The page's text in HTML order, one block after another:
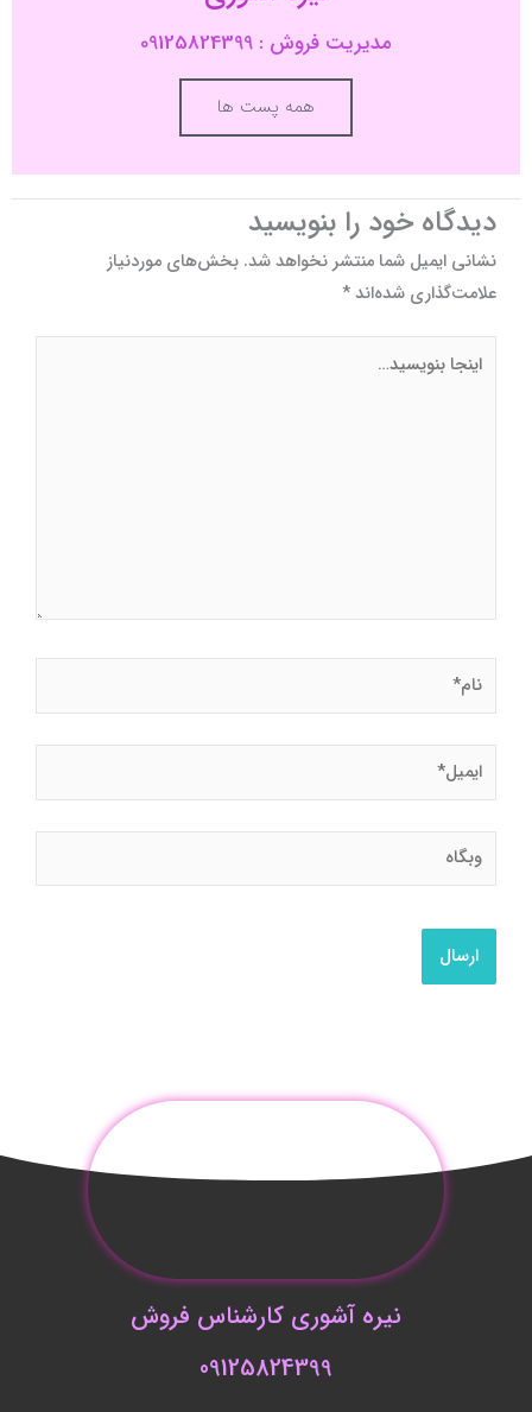
همه پست ها
دیدگاه‌ خود را بنویسید
نشانی ایمیل شما منتشر نخواهد شد.بخش‌های موردنیاز
علامت‌گذاری شده‌اند*
اینجا
نام*
ایمیل*
وبگاه
نیره آشوری کارشناس فروش
09125824399
ساعات کاری: